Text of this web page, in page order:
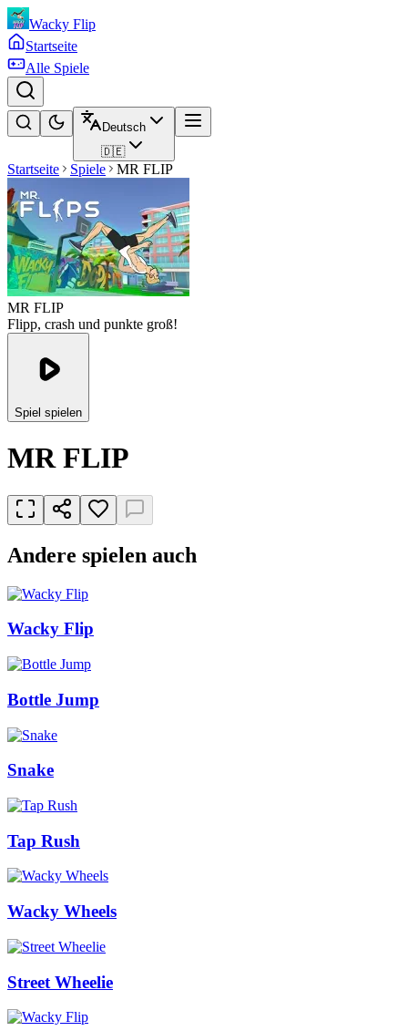
Wacky Flip
Startseite
Alle Spiele
Deutsch
🇩🇪
Startseite Spiele MR FLIP
MR FLIP
Flipp, crash und punkte groß!
Spiel spielen
MR FLIP
Andere spielen auch
Wacky Flip
Bottle Jump
Snake
Tap Rush
Wacky Wheels
Street Wheelie